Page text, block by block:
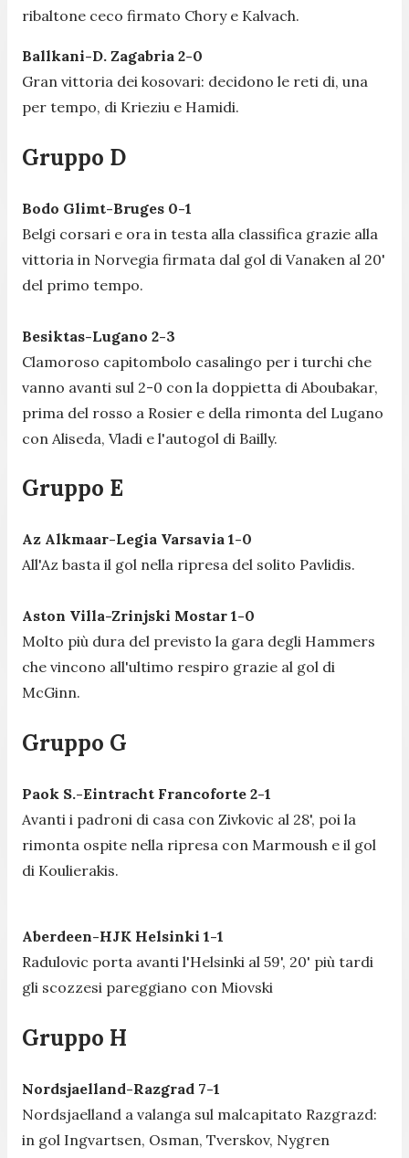
ribaltone ceco firmato Chory e Kalvach.
Ballkani-D. Zagabria 2-0
Gran vittoria dei kosovari: decidono le reti di, una
per tempo, di Krieziu e Hamidi.
Gruppo D
Bodo Glimt-Bruges 0-1
Belgi corsari e ora in testa alla classifica grazie alla
vittoria in Norvegia firmata dal gol di Vanaken al 20'
del primo tempo.
Besiktas-Lugano 2-3
Clamoroso capitombolo casalingo per i turchi che
vanno avanti sul 2-0 con la doppietta di Aboubakar,
prima del rosso a Rosier e della rimonta del Lugano
con Aliseda, Vladi e l'autogol di Bailly.
Gruppo E
Az Alkmaar-Legia Varsavia 1-0
All'Az basta il gol nella ripresa del solito Pavlidis.
Aston Villa-Zrinjski Mostar 1-0
Molto più dura del previsto la gara degli Hammers
che vincono all'ultimo respiro grazie al gol di
McGinn.
Gruppo G
Paok S.-Eintracht Francoforte 2-1
Avanti i padroni di casa con Zivkovic al 28', poi la
rimonta ospite nella ripresa con Marmoush e il gol
di Koulierakis.
Aberdeen-HJK Helsinki 1-1
Radulovic porta avanti l'Helsinki al 59', 20' più tardi
gli scozzesi pareggiano con Miovski
Gruppo H
Nordsjaelland-Razgrad 7-1
Nordsjaelland a valanga sul malcapitato Razgrazd:
in gol Ingvartsen, Osman, Tverskov, Nygren